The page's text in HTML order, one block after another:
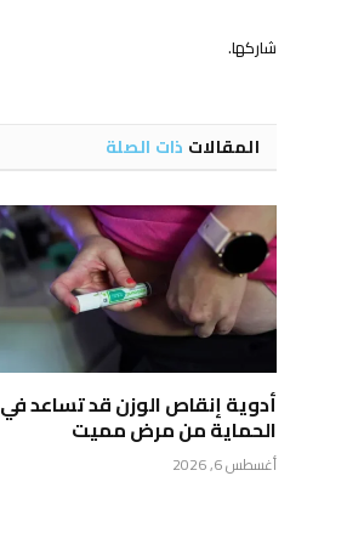
شاركها.
المقالات ذات الصلة
أدوية إنقاص الوزن قد تساعد في
الحماية من مرض مميت
أغسطس 6, 2026